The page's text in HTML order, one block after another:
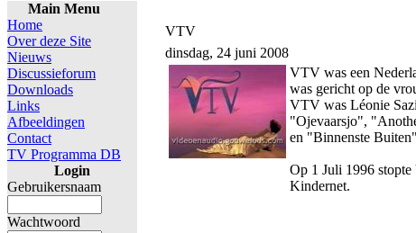
Main Menu
Home
Over deze Site
Nieuws
Discussieforum
Downloads
Links
Afbeeldingen
Contact
TV Programma DB
Login
Gebruikersnaam
Wachtwoord
VTV
dinsdag, 24 juni 2008
VTV was een
was gericht op de
VTV was Léonie
"Ojevaarsjo",
en "Binnenste
Op 1 Juli 1996
Kindernet.